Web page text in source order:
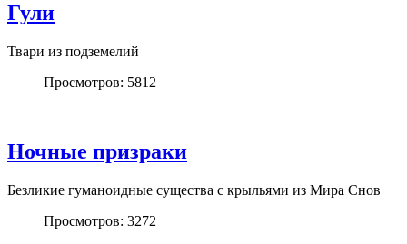
Гули
Твари из подземелий
Просмотров: 5812
Ночные призраки
Безликие гуманоидные существа с крыльями из Мира Снов
Просмотров: 3272